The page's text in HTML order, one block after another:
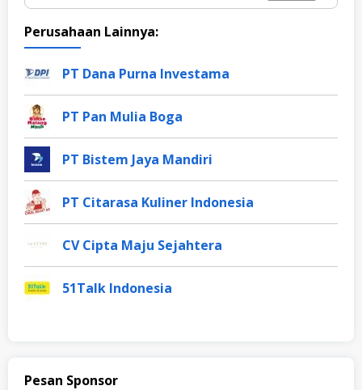
Perusahaan Lainnya:
PT Dana Purna Investama
PT Pan Mulia Boga
PT Bistem Jaya Mandiri
PT Citarasa Kuliner Indonesia
CV Cipta Maju Sejahtera
51Talk Indonesia
Pesan Sponsor